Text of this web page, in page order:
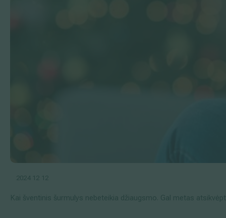
2024 12 12
Kai šventinis šurmulys nebeteikia džiaugsmo. Gal metas